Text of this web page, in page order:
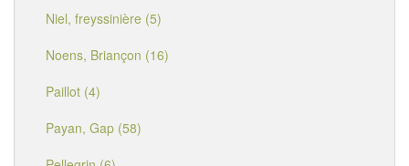
Niel, freyssinière (5)
Noens, Briançon (16)
Paillot (4)
Payan, Gap (58)